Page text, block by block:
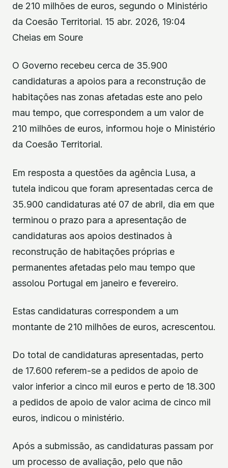
de 210 milhões de euros, segundo o Ministério
da Coesão Territorial. 15 abr. 2026, 19:04
Cheias em Soure
O Governo recebeu cerca de 35.900
candidaturas a apoios para a reconstrução de
habitações nas zonas afetadas este ano pelo
mau tempo, que correspondem a um valor de
210 milhões de euros, informou hoje o Ministério
da Coesão Territorial.
Em resposta a questões da agência Lusa, a
tutela indicou que foram apresentadas cerca de
35.900 candidaturas até 07 de abril, dia em que
terminou o prazo para a apresentação de
candidaturas aos apoios destinados à
reconstrução de habitações próprias e
permanentes afetadas pelo mau tempo que
assolou Portugal em janeiro e fevereiro.
Estas candidaturas correspondem a um
montante de 210 milhões de euros, acrescentou.
Do total de candidaturas apresentadas, perto
de 17.600 referem-se a pedidos de apoio de
valor inferior a cinco mil euros e perto de 18.300
a pedidos de apoio de valor acima de cinco mil
euros, indicou o ministério.
Após a submissão, as candidaturas passam por
um processo de avaliação, pelo que não